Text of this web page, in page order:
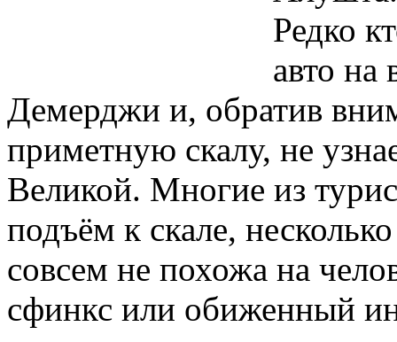
Редко
авто на
Демерджи и, обратив
приметную скалу, не
Великой. Многие из
подъём к скале,
совсем не похожа на
сфинкс или обиженный